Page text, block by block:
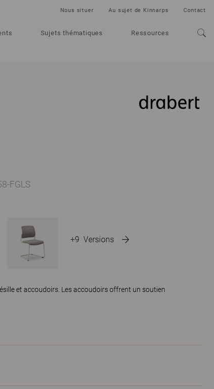
Sujets thématiques Ressources
Nous situer Au sujet de Kinnarps Contact
+9 Versions
FGLS
et accoudoirs. Les accoudoirs offrent un soutien